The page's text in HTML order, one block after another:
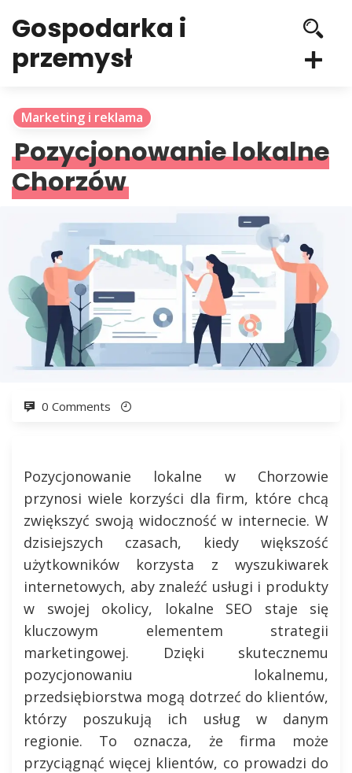
Gospodarka i
przemysł
Marketing i reklama
Pozycjonowanie lokalne
Chorzów
0 Comments
Pozycjonowanie lokalne w Chorzowie
przynosi wiele korzyści dla firm, które chcą
zwiększyć swoją widoczność w internecie. W
dzisiejszych czasach, kiedy większość
użytkowników korzysta z wyszukiwarek
internetowych, aby znaleźć usługi i produkty
w swojej okolicy, lokalne SEO staje się
kluczowym elementem strategii
marketingowej. Dzięki skutecznemu
pozycjonowaniu lokalnemu,
przedsiębiorstwa mogą dotrzeć do klientów,
którzy poszukują ich usług w danym
regionie. To oznacza, że firma może
przyciągnąć więcej klientów, co prowadzi do